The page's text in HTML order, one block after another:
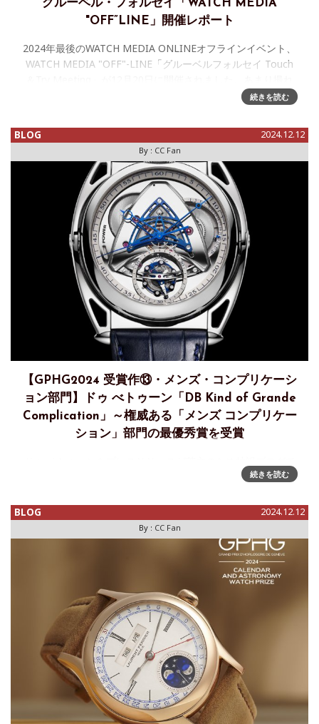
グルーベル・フォルセイ「WATCH MEDIA
"OFF”LINE」開催レポート
2024年最後のWATCH MEDIA ONLINEオフラインイベント、
WATCH MEDIA "OFF"-LINE「グルーベルフォルセイ Touch
続きを読む
BLOG 2024.12.12
By : CC Fan
【GPHG2024 受賞作⑬・メンズ・コンプリケーシ
ョン部門】ドゥ べトゥーン「DB Kind of Grande
Complication」～権威ある「メンズ コンプリケー
ション」部門の最優秀賞を受賞
紹介します。ドゥ べトゥーン は、DB Kind of Grande
門の年間最優秀時計賞を受賞権威あるジュネーブ
続きを読む
BLOG 2024.12.12
By : CC Fan